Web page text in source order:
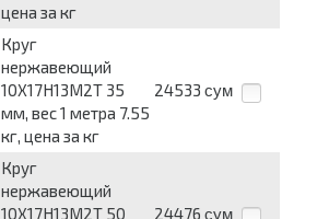
цена за кг
Круг
нержавеющий
10Х17Н13М2Т 35
мм, вес 1 метра 7.55
кг, цена за кг
24533 сум
Круг
нержавеющий
10Х17Н13М2Т 50
24476 сум